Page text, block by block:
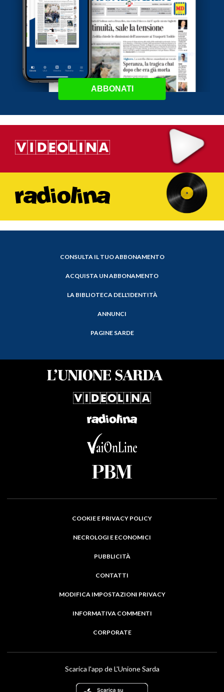
ABBONATI
CONSULTA IL TUO ABBONAMENTO
ACQUISTA UN ABBONAMENTO
LA BIBLIOTECA DELL'IDENTITÀ
ANNUNCI
PAGINE SARDE
COOKIE E PRIVACY POLICY
NECROLOGI E ECONOMICI
PUBBLICITÀ
CONTATTI
MODIFICA IMPOSTAZIONI PRIVACY
INFORMATIVA COMMENTI
CORPORATE
Scarica l'app de L'Unione Sarda